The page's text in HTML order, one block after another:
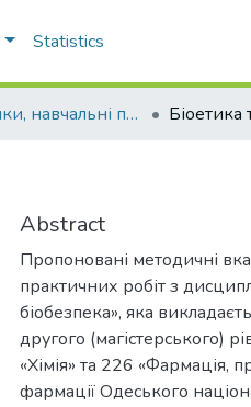
Statistics
Підручники, навчальні посібники та інші науково- та навчально-методичні праці ФХФ Біоетика
Abstract
Пропоновані методичні
практичних робіт з
біобезпека», яка
другого (магістерського)
«Хімія» та 226 «Фармація,
фармації Одеського